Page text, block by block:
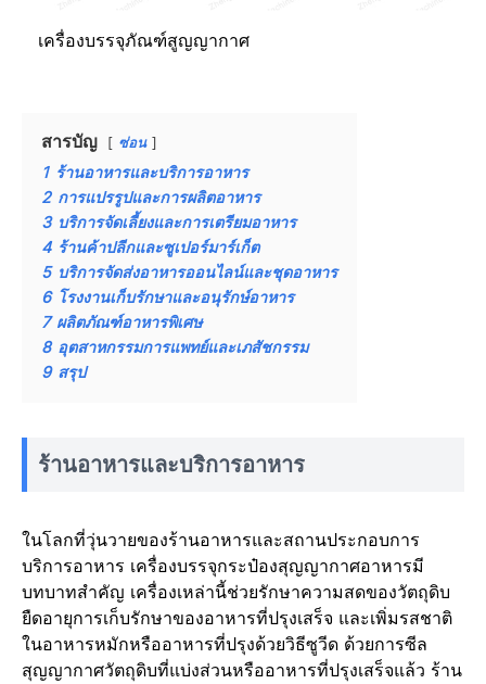
เครื่องบรรจุภัณฑ์สูญญากาศ
สารบัญ ซ่อน
1 ร้านอาหารและบริการอาหาร
2 การแปรรูปและการผลิตอาหาร
3 บริการจัดเลี้ยงและการเตรียมอาหาร
4 ร้านค้าปลีกและซูเปอร์มาร์เก็ต
5 บริการจัดส่งอาหารออนไลน์และชุดอาหาร
6 โรงงานเก็บรักษาและอนุรักษ์อาหาร
7 ผลิตภัณฑ์อาหารพิเศษ
8 อุตสาหกรรมการแพทย์และเภสัชกรรม
9 สรุป
ร้านอาหารและบริการอาหาร
ในโลกที่วุ่นวายของร้านอาหารและสถานประกอบการ
บริการอาหาร เครื่องบรรจุกระป๋องสุญญากาศอาหารมี
บทบาทสำคัญ เครื่องเหล่านี้ช่วยรักษาความสดของวัตถุดิบ
ยืดอายุการเก็บรักษาของอาหารที่ปรุงเสร็จ และเพิ่มรสชาติ
ในอาหารหมักหรืออาหารที่ปรุงด้วยวิธีซูวีด ด้วยการซีล
สุญญากาศวัตถุดิบที่แบ่งส่วนหรืออาหารที่ปรุงเสร็จแล้ว ร้าน